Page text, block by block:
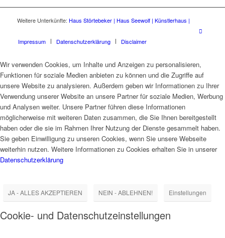
Weitere Unterkünfte: Haus Störtebeker | Haus Seewolf | Künstlerhaus |
Impressum Datenschutzerklärung Disclaimer
Wir verwenden Cookies, um Inhalte und Anzeigen zu personalisieren,
Funktionen für soziale Medien anbieten zu können und die Zugriffe auf
unsere Website zu analysieren. Außerdem geben wir Informationen zu Ihrer
Verwendung unserer Website an unsere Partner für soziale Medien, Werbung
und Analysen weiter. Unsere Partner führen diese Informationen
möglicherweise mit weiteren Daten zusammen, die Sie Ihnen bereitgestellt
haben oder die sie im Rahmen Ihrer Nutzung der Dienste gesammelt haben.
Sie geben Einwilligung zu unseren Cookies, wenn Sie unsere Webseite
weiterhin nutzen. Weitere Informationen zu Cookies erhalten Sie in unserer
Datenschutzerklärung
JA - ALLES AKZEPTIEREN NEIN - ABLEHNEN! Einstellungen
Cookie- und Datenschutzeinstellungen